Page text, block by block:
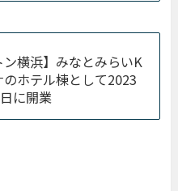
ン横浜】みなとみらいK
のホテル棟として2023
に開業